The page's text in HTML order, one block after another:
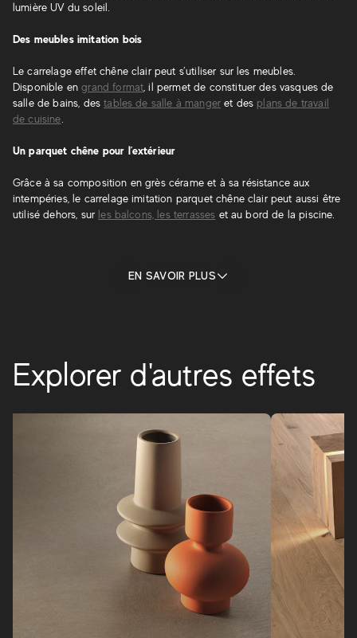
lumière UV du soleil.
Des meubles imitation bois
Le carrelage effet chêne clair peut s’utiliser sur les meubles.
Disponible engrand format , il permet de constituer des vasques de
salle de bains, destables de salle à manger et des plans de travail
de cuisine
Un parquet chêne pour l’extérieur
Grâce à sa composition en grès cérame et à sa résistance aux
intempéries, le carrelage imitation parquet chêne clair peut aussi être
utilisé dehors, sur les balcons, les terrasses et au bord de la piscine.
EN SAVOIR PLUS
Explorer d'autres effets